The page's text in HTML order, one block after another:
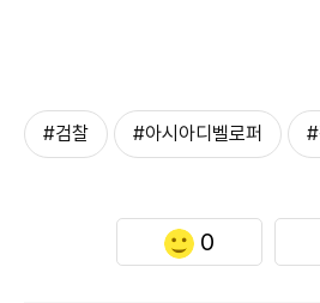
#검찰 #아시아디벨로퍼 #
0